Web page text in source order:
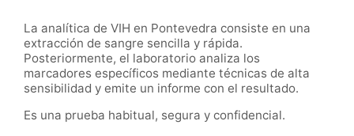
La analítica de VIH en Pontevedra consiste en una
extracción de sangre sencilla y rápida.
Posteriormente, el laboratorio analiza los
marcadores específicos mediante técnicas de alta
sensibilidad y emite un informe con el resultado.
Es una prueba habitual, segura y confidencial.